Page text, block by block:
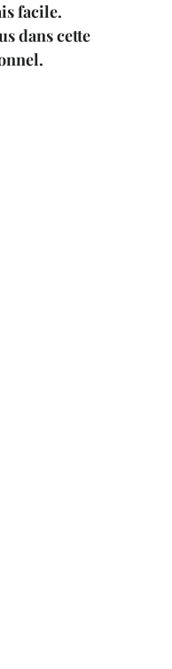
facile.
dans cette